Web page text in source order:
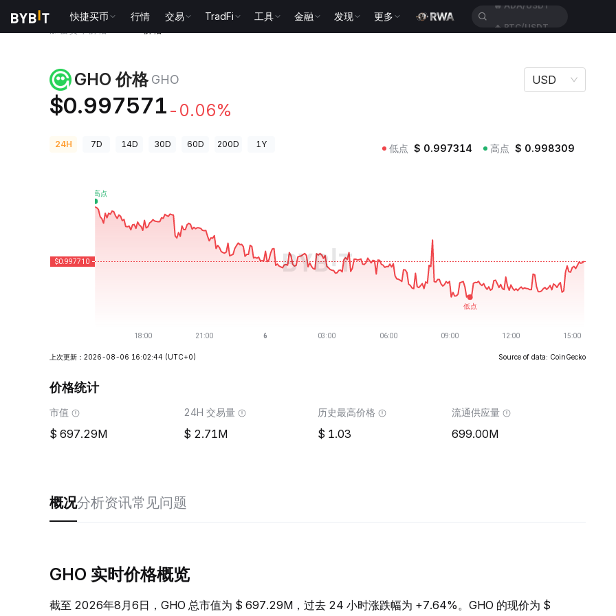
快捷买币 行情 交易 TradFi 工具 金融 发现 更多
GHO 价格 GHO
$0.997571 -0.06%
USD
24H 7D 14D 30D 60D 200D 1Y 低点 $ 0.997314 高点 $ 0.998309
上次更新：2026-08-06 16:02:44 (UTC+0) Source of data: CoinGecko
价格统计
市值
697.29M
24H 交易量
2.71M
历史最高价格
1.03
流通供应量
699.00M
概况分析资讯常见问题
GHO 实时价格概览
截至 2026年8月6日，GHO 总市值为 $ 697.29M，过去 24 小时涨跌幅为 +7.64%。GHO 的现价为 $